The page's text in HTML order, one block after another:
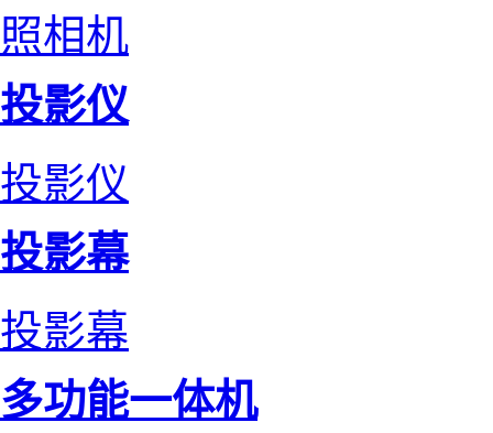
照相机
投影仪
投影仪
投影幕
投影幕
多功能一体机